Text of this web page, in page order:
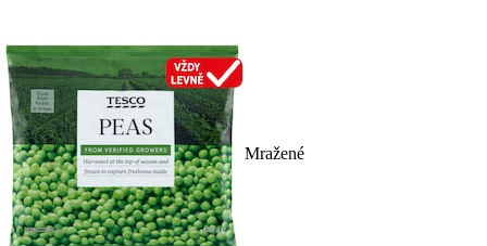
Mražené